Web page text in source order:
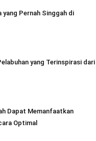
yang Pernah Singgah di
yang Terinspirasi dari
Dapat Memanfaatkan
Optimal